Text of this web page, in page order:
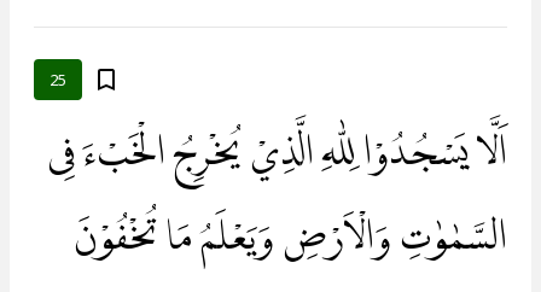
25
اَلَّا يَسْجُدُوْا لِلّٰهِ الَّذِيْ يُخْرِجُ الْخَبْءَ فِى
السَّمٰوٰتِ وَالْاَرْضِ وَيَعْلَمُ مَا تُخْفُوْنَ